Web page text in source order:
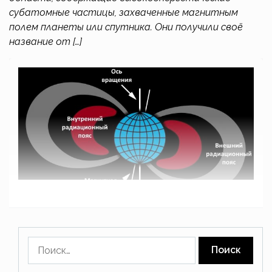
субатомные частицы, захваченные магнитным
полем планеты или спутника. Они получили своё
название от […]